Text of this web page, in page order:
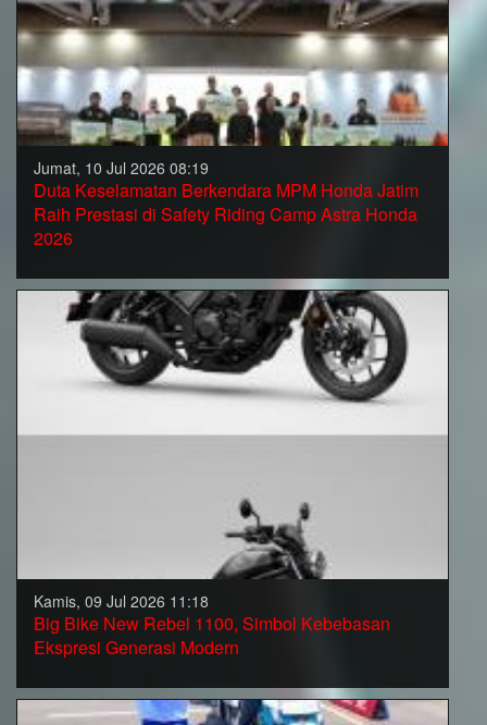
Jumat, 10 Jul 2026 08:19
Duta Keselamatan Berkendara MPM Honda Jatim
Raih Prestasi di Safety Riding Camp Astra Honda
2026
Kamis, 09 Jul 2026 11:18
Big Bike New Rebel 1100, Simbol Kebebasan
Ekspresi Generasi Modern